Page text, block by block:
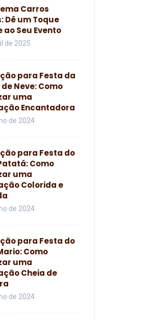
Carros
Dê um Toque
ao Seu Evento
de 2025
para Festa da
Neve: Como
uma
Encantadora
de 2024
para Festa do
Como
uma
Colorida e
de 2024
para Festa do
Como
uma
Cheia de
de 2024